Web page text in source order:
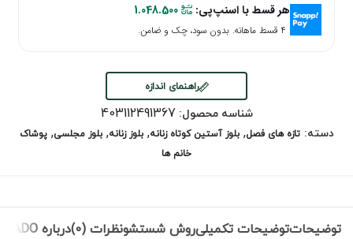
هر قسط با اسنپ‌پی: 1.048.500
۴ قسط ماهانه. بدون سود، چک و ضامن.
راهنمای اندازه
شناسه محصول:403112491367
دسته: تازه های فصل, بلوز آستین کوتاه زنانه, بلوز زنانه, بلوز مجلسی, پوشاک
خانم ها
توضیحاتتوضیحات تکمیلیروش شستشونظرات (0) درباره NEVADO